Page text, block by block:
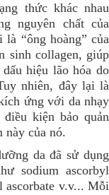
thức khác nhau
nguyên chất của
“ông hoàng” của
sinh collagen, giúp
hiệu lão hóa do
nhiên, đây lại là
ứng với da nhạy
kiện bảo quản
này của nó.
da đã sử dụng
sodium ascorbyl
ascorbate v.v... Mỗi